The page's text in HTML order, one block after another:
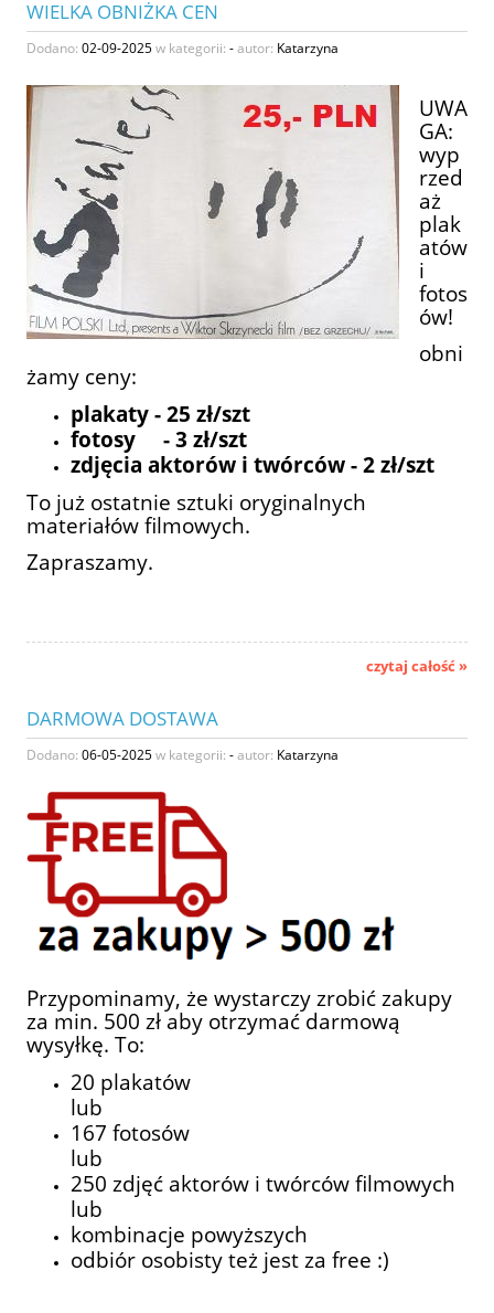
WIELKA OBNIŻKA CEN
Dodano: 02-09-2025w kategorii: -autor: Katarzyna
UWA
GA:
wyp
rzed
aż
plak
atów
i
fotos
ów!
obni
żamy ceny:
plakaty - 25 zł/szt
fotosy - 3 zł/szt
zdjęcia aktorów i twórców - 2 zł/szt
To już ostatnie sztuki oryginalnych
materiałów filmowych.
Zapraszamy.
czytaj całość »
DARMOWA DOSTAWA
Dodano: 06-05-2025w kategorii: -autor: Katarzyna
Przypominamy, że wystarczy zrobić zakupy
za min. 500 zł aby otrzymać darmową
wysyłkę. To:
20 plakatów
lub
167 fotosów
lub
250 zdjęć aktorów i twórców filmowych
lub
kombinacje powyższych
odbiór osobisty też jest za free :)